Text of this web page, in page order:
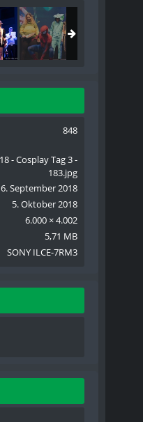
848
- Cosplay Tag 3 -
183.jpg
September 2018
5. Oktober 2018
6.000 × 4.002
5,71 MB
SONY ILCE-7RM3